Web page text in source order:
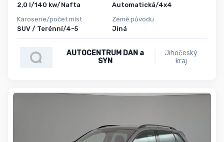
2,0 l/140 kw/Nafta
Karoserie/počet míst
SUV / Terénní/4-5
Automatická/4x4
Země původu
Jiná
AUTOCENTRUM DAN a
SYN
Jihočeský
kraj